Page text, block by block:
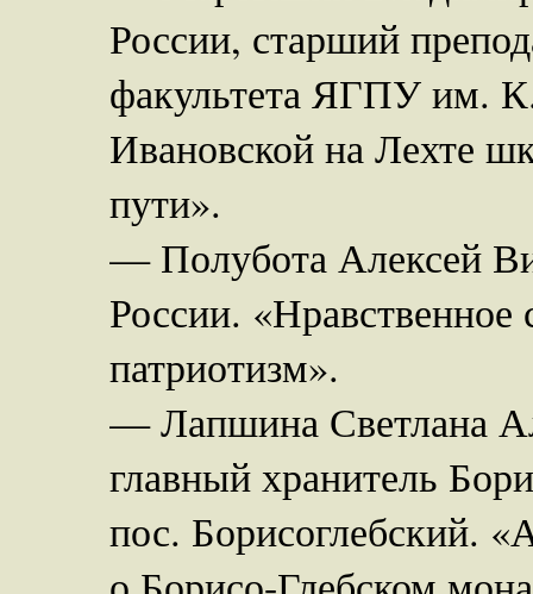
России, старший
факультета ЯГПУ им.
Ивановской на Лехте
пути».
— Полубота Алексей
России. «Нравственное
патриотизм».
— Лапшина Светлана
главный хранитель
пос. Борисоглебский.